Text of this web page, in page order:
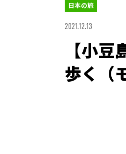
日本の旅
2021.12.13
【小
歩く（